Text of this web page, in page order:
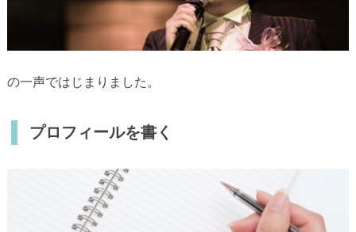
の一声ではじまりました。
プロフィールを書く